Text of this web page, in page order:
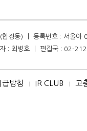
정동) ㅣ 등록번호 : 서울
자 : 최병호 ㅣ 편집국 : 02-
급방침 I IR CLUB I 고